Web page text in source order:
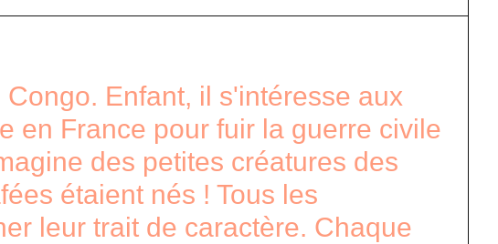
Enfant, il s'intéresse aux
en France pour fuir la guerre civile
des petites créatures des
étaient nés ! Tous les
leur trait de caractère. Chaque